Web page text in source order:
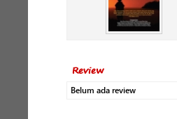
Review
Belum ada review